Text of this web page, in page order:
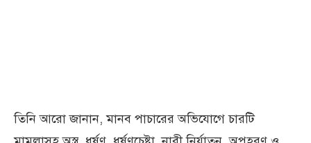
তিনি আরো জানান, মানব পাচারের অভিযোগে চারটি